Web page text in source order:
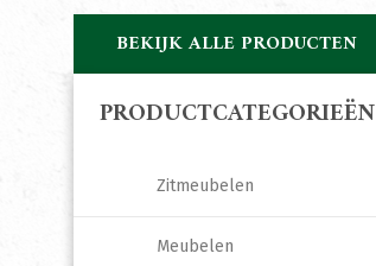
BEKIJK ALLE PRODUCTEN
PRODUCTCATEGORIEËN
Zitmeubelen
Meubelen